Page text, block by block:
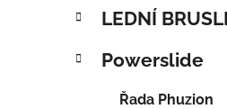
LEDNÍ
Powerslide
Řada Phuzion